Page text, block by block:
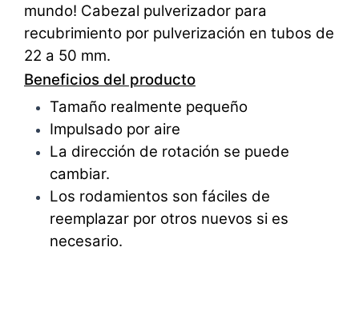
mundo! Cabezal pulverizador para
recubrimiento por pulverización en tubos de
22 a 50 mm.
Beneficios del producto
Tamaño realmente pequeño
Impulsado por aire
La dirección de rotación se puede
cambiar.
Los rodamientos son fáciles de
reemplazar por otros nuevos si es
necesario.